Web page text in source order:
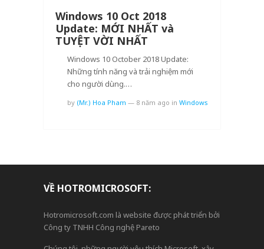
Windows 10 Oct 2018
Update: MỚI NHẤT và
TUYỆT VỜI NHẤT
Windows 10 October 2018 Update:
Những tính năng và trải nghiệm mới
cho người dùng.…
by (Mr.) Hoa Pham — 8 năm ago in Windows
VỀ HOTROMICROSOFT:
Hotromicrosoft.com là website được phát triển bởi
Công ty TNHH Công nghệ Pareto